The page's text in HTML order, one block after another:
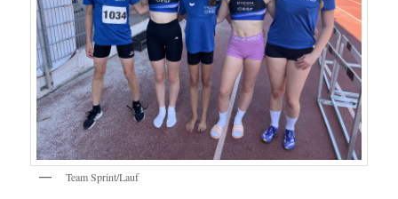
Team Sprint/Lauf